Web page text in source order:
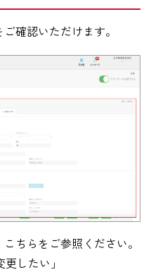
確認いただけます。
ちらをご参照ください。
したい」